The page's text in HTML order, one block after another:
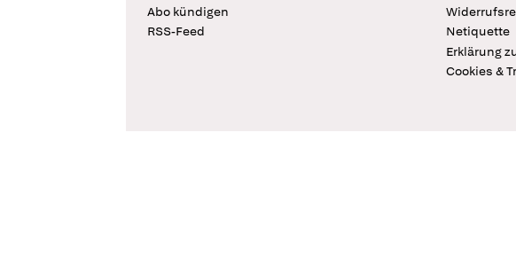
Abo kündigen
RSS-Feed
Netiquette
Erklärung
Cookies &